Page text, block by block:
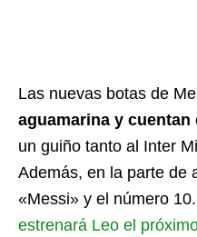
Las nuevas botas de
aguamarina y
un guiño tanto al Inter
Además, en la parte de
«Messi» y el número 10.
estrenará Leo el